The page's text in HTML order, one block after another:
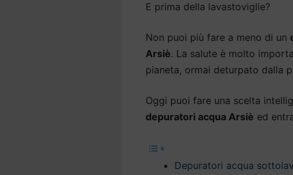
E prima della lavastoviglie?
Non puoi più fare a meno di un
Arsiè. La salute è molto
pianeta, ormai deturpato dalla
Oggi puoi fare una scelta
depuratori acqua Arsiè ed
Depuratori acqua